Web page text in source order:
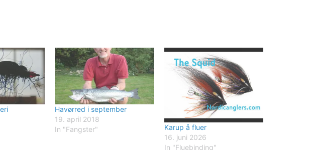
Havørred i september
19. april 2018
In "Fangster"
Karup å fluer
16. juni 2026
In "Fluebinding"